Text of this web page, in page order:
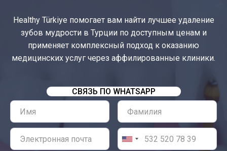
Healthy Türkiye помогает вам найти лучшее удаление
зубов мудрости в Турции по доступным ценам и
применяет комплексный подход к оказанию
медицинских услуг через аффилированные клиники.
СВЯЗЬ ПО WHATSAPP